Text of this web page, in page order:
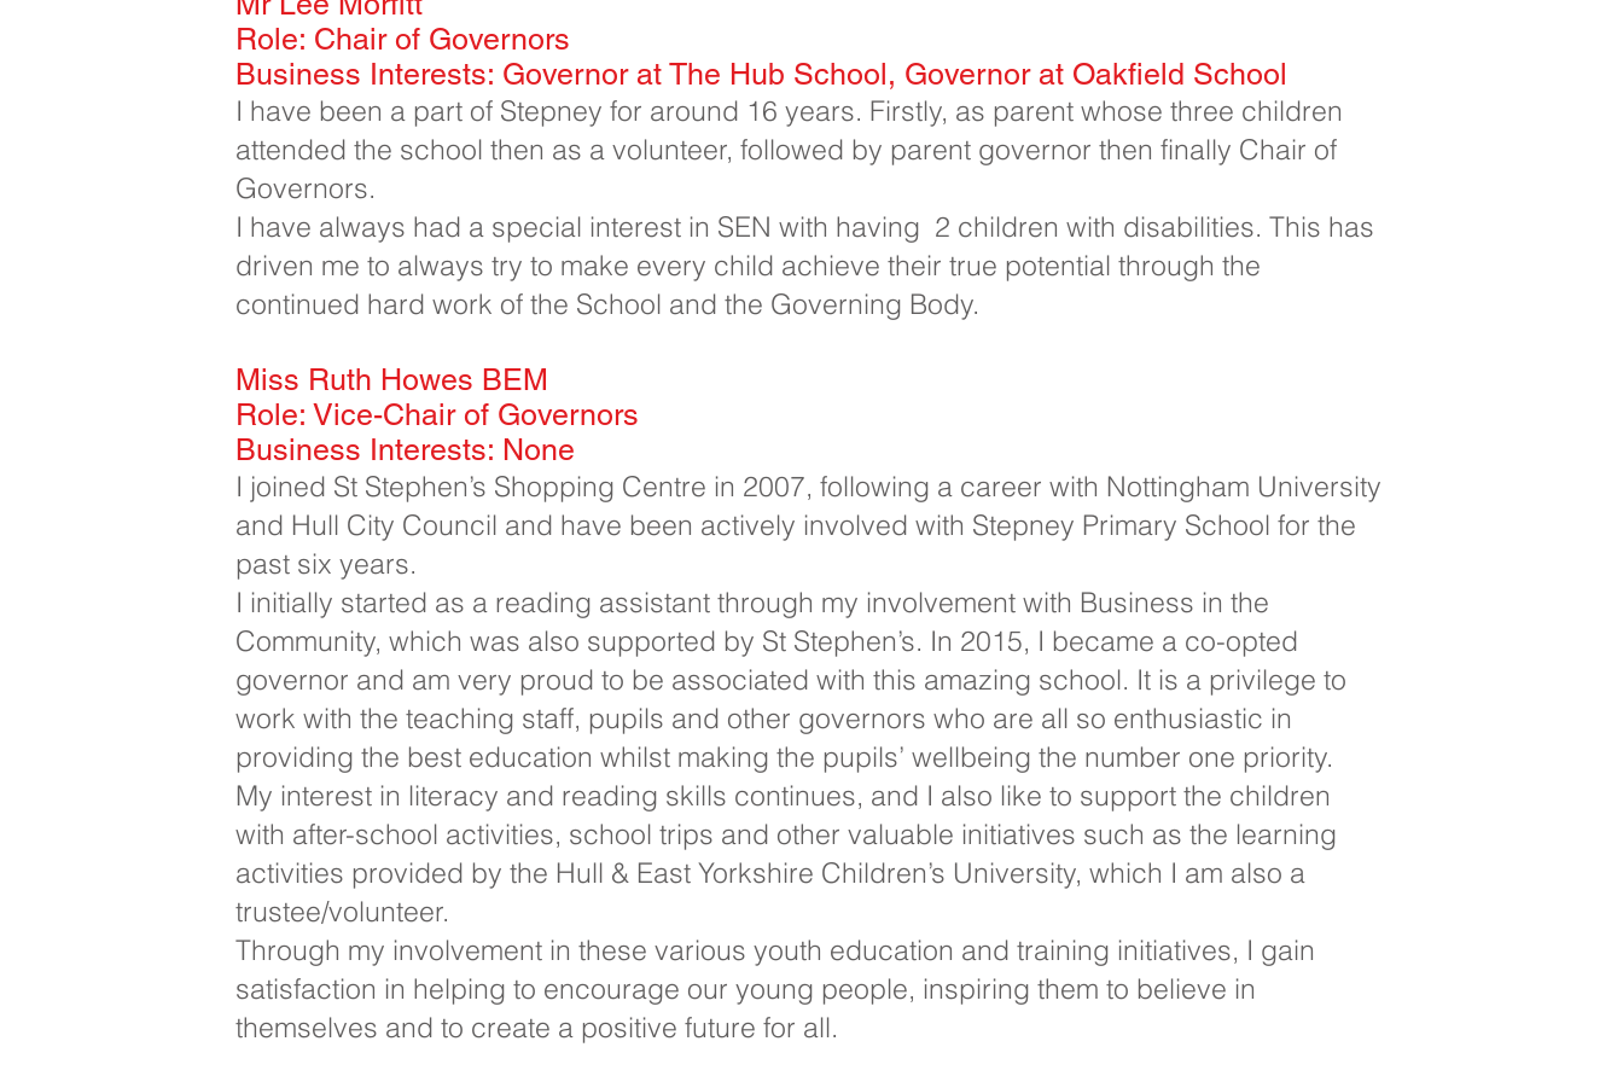
Role: Chair of Governors
Business Interests: Governor at The Hub School, Governor at Oakfield School
I have been a part of Stepney for around 16 years. Firstly, as parent whose three children
attended the school then as a volunteer, followed by parent governor then finally Chair of
Governors.
I have always had a special interest in SEN with having 2 children with disabilities. This has
driven me to always try to make every child achieve their true potential through the
continued hard work of the School and the Governing Body.
Miss Ruth Howes BEM​
Role: Vice-Chair of Governors
Business Interests: None
I joined St Stephen’s Shopping Centre in 2007, following a career with Nottingham University
and Hull City Council and have been actively involved with Stepney Primary School for the
past six years.
I initially started as a reading assistant through my involvement with Business in the
Community, which was also supported by St Stephen’s. In 2015, I became a co-opted
governor and am very proud to be associated with this amazing school. It is a privilege to
work with the teaching staff, pupils and other governors who are all so enthusiastic in
providing the best education whilst making the pupils’ wellbeing the number one priority.
My interest in literacy and reading skills continues, and I also like to support the children
with after-school activities, school trips and other valuable initiatives such as the learning
activities provided by the Hull & East Yorkshire Children’s University, which I am also a
trustee/volunteer.
Through my involvement in these various youth education and training initiatives, I gain
satisfaction in helping to encourage our young people, inspiring them to believe in
themselves and to create a positive future for all.